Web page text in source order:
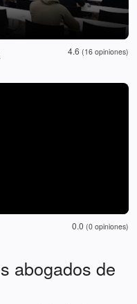
4.6 (16 opiniones)
0.0 (0 opiniones)
abogados de